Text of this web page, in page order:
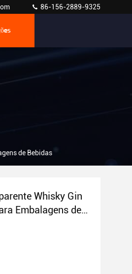
86-156-2889-9325
de Bebidas
Whisky Gin
Embalagens de